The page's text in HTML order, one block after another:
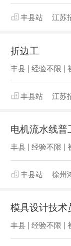
丰县站 江苏
折边工
丰县 | 经验不限 |
丰县站 江苏
电机流水线普
丰县 | 经验不限 |
丰县站 徐州
模具设计技术
丰县 | 经验不限 |